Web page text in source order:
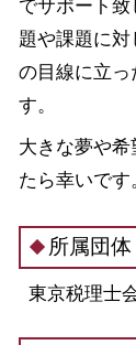
でサポート
題や課題に
の目線に立っ
す。
大きな夢や
たら幸いです
所属団体
東京税理士